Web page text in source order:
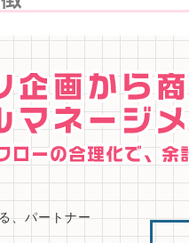
、パートナー